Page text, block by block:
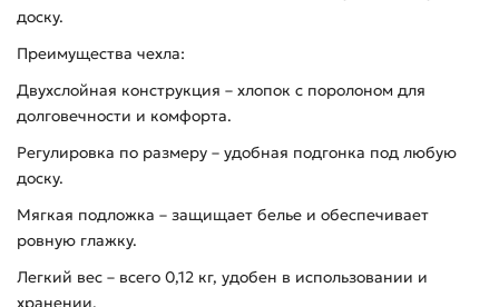
доску.
Преимущества чехла:
Двухслойная конструкция – хлопок с поролоном для
долговечности и комфорта.
Регулировка по размеру – удобная подгонка под любую
доску.
Мягкая подложка – защищает белье и обеспечивает
ровную глажку.
Легкий вес – всего 0,12 кг, удобен в использовании и
хранении.